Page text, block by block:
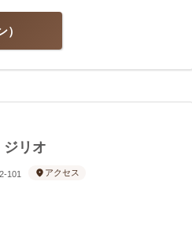
リオ
101 アクセス